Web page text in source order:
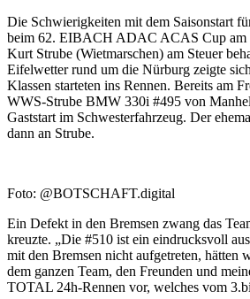
Die Schwierigkeiten mit dem Saisonstart
beim 62. EIBACH ADAC ACAS Cup am
Kurt Strube (Wietmarschen) am Steuer
Eifelwetter rund um die Nürburg zeigte
Klassen starteten ins Rennen. Bereits am
WWS-Strube BMW 330i #495 von
Gaststart im Schwesterfahrzeug. Der
dann an Strube.
Foto: @BOTSCHAFT.digital
Ein Defekt in den Bremsen zwang das
kreuzte. „Die #510 ist ein eindrucksvoll
mit den Bremsen nicht aufgetreten, hätten
dem ganzen Team, den Freunden und
TOTAL 24h-Rennen vor, welches vom